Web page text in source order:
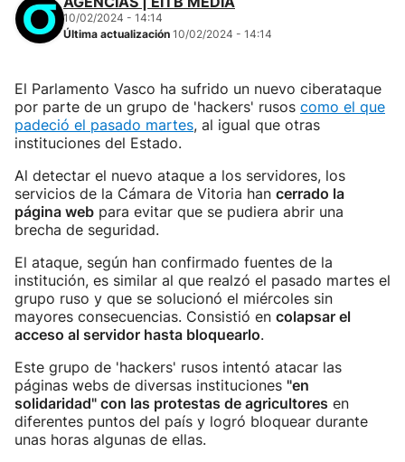
10/02/2024 - 14:14
Última actualización 10/02/2024 - 14:14
El Parlamento Vasco ha sufrido un nuevo ciberataque
por parte de un grupo de 'hackers' rusos como el que
padeció el pasado martes, al igual que otras
instituciones del Estado.
Al detectar el nuevo ataque a los servidores, los
servicios de la Cámara de Vitoria han cerrado la
página web para evitar que se pudiera abrir una
brecha de seguridad.
El ataque, según han confirmado fuentes de la
institución, es similar al que realzó el pasado martes el
grupo ruso y que se solucionó el miércoles sin
mayores consecuencias. Consistió en colapsar el
acceso al servidor hasta bloquearlo.
Este grupo de 'hackers' rusos intentó atacar las
páginas webs de diversas instituciones "en
solidaridad" con las protestas de agricultores en
diferentes puntos del país y logró bloquear durante
unas horas algunas de ellas.